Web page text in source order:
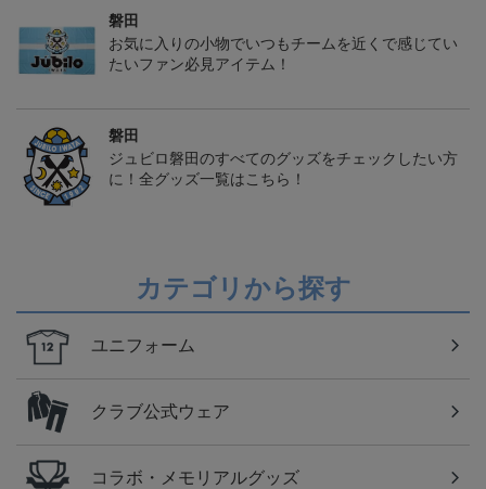
磐田
お気に入りの小物でいつもチームを近くで感じてい
たいファン必見アイテム！
磐田
ジュビロ磐田のすべてのグッズをチェックしたい方
に！全グッズ一覧はこちら！
カテゴリから探す
ユニフォーム
クラブ公式ウェア
コラボ・メモリアルグッズ